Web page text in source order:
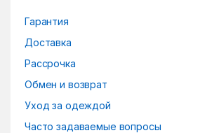
Гарантия
Доставка
Рассрочка
Обмен и возврат
Уход за одеждой
Часто задаваемые вопросы